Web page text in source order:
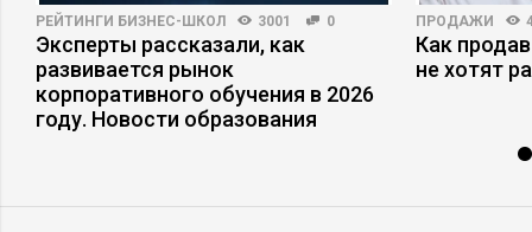
РЕЙТИНГИ БИЗНЕС-ШКОЛ 3001 0
Эксперты рассказали, как
развивается рынок
корпоративного обучения в 2026
году. Новости образования
ПРОДАЖИ
Как
не хотят